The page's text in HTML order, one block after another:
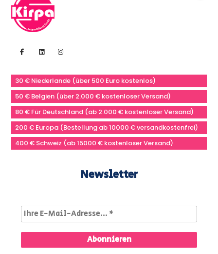
30 € Niederlande (über 500 Euro kostenlos)
50 € Belgien (über 2.000 € kostenloser Versand)
80 € Für Deutschland (ab 2.000 € kostenloser Versand)
200 € Europa (Bestellung ab 10000 € versandkostenfrei)
400 € Schweiz (ab 15000 € kostenloser Versand)
Newsletter